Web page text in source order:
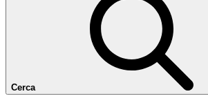
Cerca